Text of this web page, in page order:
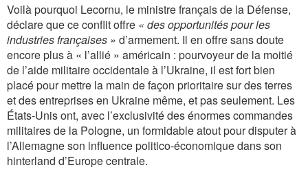
Voilà pourquoi Lecornu, le ministre français de la Défense,
déclare que ce conflit offre « des opportunités pour les
industries françaises » d’armement. Il en offre sans doute
encore plus à « l’allié » américain : pourvoyeur de la moitié
de l’aide militaire occidentale à l’Ukraine, il est fort bien
placé pour mettre la main de façon prioritaire sur des terres
et des entreprises en Ukraine même, et pas seulement. Les
États-Unis ont, avec l’exclusivité des énormes commandes
militaires de la Pologne, un formidable atout pour disputer à
l’Allemagne son influence politico-économique dans son
hinterland d’Europe centrale.